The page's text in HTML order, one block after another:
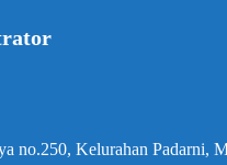
no.250, Kelurahan Padarni,